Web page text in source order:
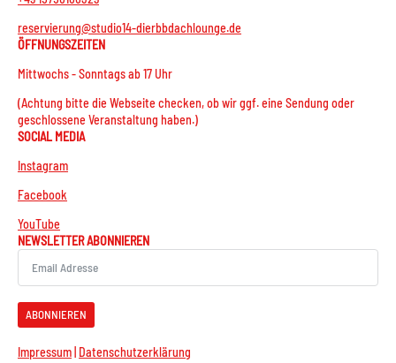
reservierung@studio14-dierbbdachlounge.de
ÖFFNUNGSZEITEN
Mittwochs - Sonntags ab 17 Uhr
(Achtung bitte die Webseite checken, ob wir ggf. eine Sendung oder
geschlossene Veranstaltung haben.)
SOCIAL MEDIA
Instagram
Facebook
YouTube
NEWSLETTER ABONNIEREN
ABONNIEREN
Impressum Datenschutzerklärung